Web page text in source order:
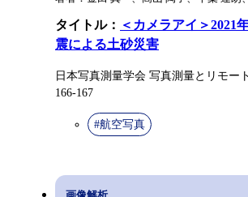
タイトル： ＜カメラアイ＞2021
震による土砂災害
日本写真測量学会 写真測量とリモー
166-167
#航空写真